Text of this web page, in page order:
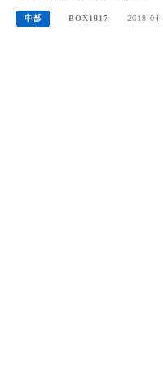
中部 BOX1817 2018-